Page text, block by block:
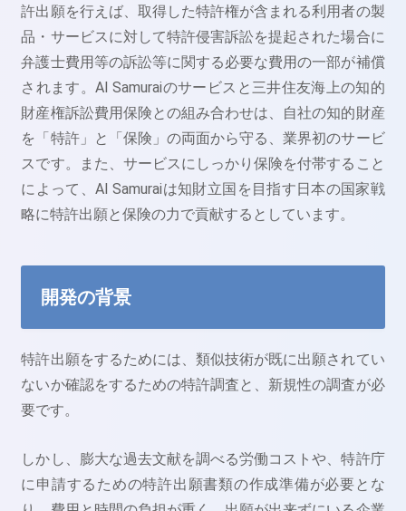
許出願を行えば、取得した特許権が含まれる利用者の製
品・サービスに対して特許侵害訴訟を提起された場合に
弁護士費用等の訴訟等に関する必要な費用の一部が補償
されます。AI Samuraiのサービスと三井住友海上の知的
財産権訴訟費用保険との組み合わせは、自社の知的財産
を「特許」と「保険」の両面から守る、業界初のサービ
スです。また、サービスにしっかり保険を付帯すること
によって、AI Samuraiは知財立国を目指す日本の国家戦
略に特許出願と保険の力で貢献するとしています。
開発の背景
特許出願をするためには、類似技術が既に出願されてい
ないか確認をするための特許調査と、新規性の調査が必
要です。
しかし、膨大な過去文献を調べる労働コストや、特許庁
に申請するための特許出願書類の作成準備が必要とな